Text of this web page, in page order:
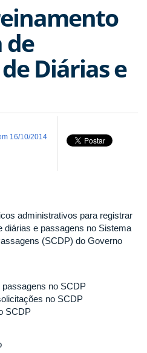
de
Diárias e
16/10/2014
administrativos para registrar
diárias e passagens no Sistema
(SCDP) do Governo
passagens no SCDP
no SCDP
SCDP